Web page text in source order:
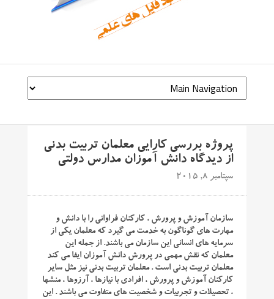
پروژه بررسی کارایی معلمان تربیت بدنی
از دیدگاه دانش آموزان مدارس دولتی
سپتامبر 8, 2015
سازمان آموزش و پرورش ، کارکنان فراوانی را با دانش و
مهارت های گوناگون به خدمت می گیرد که معلمان یکی از
سرمایه های انسانی این سازمان می باشند. از جمله این
معلمان که نقش مهمی در پرورش دانش آموزان ایفا می کند
معلمان تربیت بدنی است . معلمان تربیت بدنی نیز مثل سایر
کارکنان آموزش و پرورش ، افرادی با نیازها ، آرزوها ، منشها
، تحصیلات و تجربیات و شخصیت های متفاوت می باشند . این